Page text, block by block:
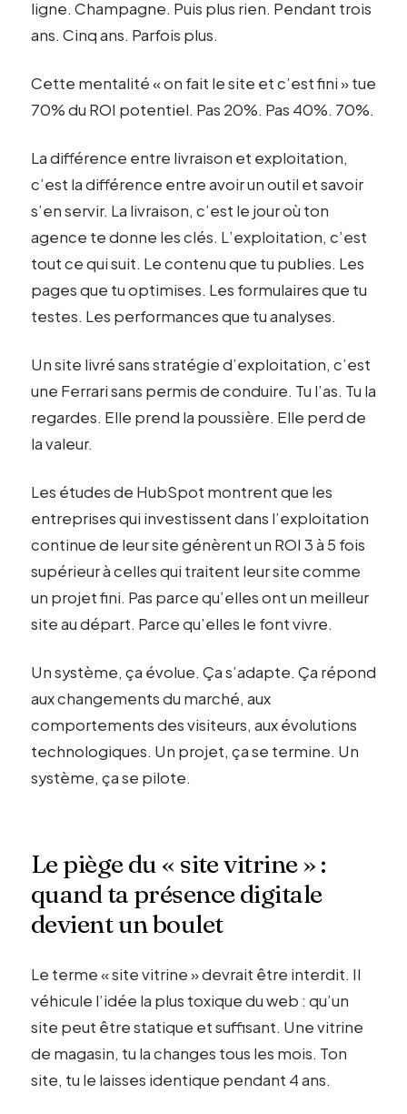
ligne. Champagne. Puis plus rien. Pendant trois
ans. Cinq ans. Parfois plus.
Cette mentalité « on fait le site et c’est fini » tue
70% du ROI potentiel. Pas 20%. Pas 40%. 70%.
La différence entre livraison et exploitation,
c’est la différence entre avoir un outil et savoir
s’en servir. La livraison, c’est le jour où ton
agence te donne les clés. L’exploitation, c’est
tout ce qui suit. Le contenu que tu publies. Les
pages que tu optimises. Les formulaires que tu
testes. Les performances que tu analyses.
Un site livré sans stratégie d’exploitation, c’est
une Ferrari sans permis de conduire. Tu l’as. Tu la
regardes. Elle prend la poussière. Elle perd de
la valeur.
Les études de HubSpot montrent que les
entreprises qui investissent dans l’exploitation
continue de leur site génèrent un ROI 3 à 5 fois
supérieur à celles qui traitent leur site comme
un projet fini. Pas parce qu’elles ont un meilleur
site au départ. Parce qu’elles le font vivre.
Un système, ça évolue. Ça s’adapte. Ça répond
aux changements du marché, aux
comportements des visiteurs, aux évolutions
technologiques. Un projet, ça se termine. Un
système, ça se pilote.
Le piège du « site vitrine » :
quand ta présence digitale
devient un boulet
Le terme « site vitrine » devrait être interdit. Il
véhicule l’idée la plus toxique du web : qu’un
site peut être statique et suffisant. Une vitrine
de magasin, tu la changes tous les mois. Ton
site, tu le laisses identique pendant 4 ans.